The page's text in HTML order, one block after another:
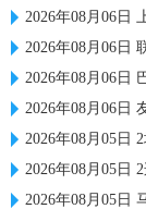
2026年08月06日 上海
2026年08月06日 联
2026年08月06日 巴
2026年08月06日 友
2026年08月05日 2场
2026年08月05日 2连
2026年08月05日 马雷